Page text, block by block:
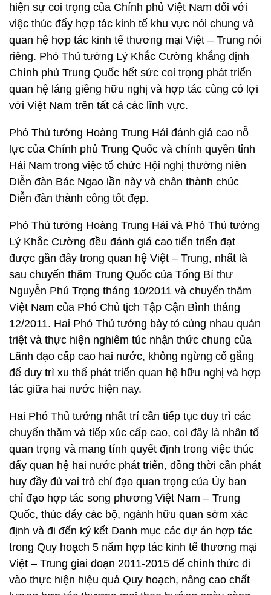
hiện sự coi trọng của Chính phủ Việt Nam đối với
việc thúc đẩy hợp tác kinh tế khu vực nói chung và
quan hệ hợp tác kinh tế thương mại Việt – Trung nói
riêng. Phó Thủ tướng Lý Khắc Cường khẳng định
Chính phủ Trung Quốc hết sức coi trọng phát triển
quan hệ láng giềng hữu nghị và hợp tác cùng có lợi
với Việt Nam trên tất cả các lĩnh vực.
Phó Thủ tướng Hoàng Trung Hải đánh giá cao nỗ
lực của Chính phủ Trung Quốc và chính quyền tỉnh
Hải Nam trong việc tổ chức Hội nghị thường niên
Diễn đàn Bác Ngao lần này và chân thành chúc
Diễn đàn thành công tốt đẹp.
Phó Thủ tướng Hoàng Trung Hải và Phó Thủ tướng
Lý Khắc Cường đều đánh giá cao tiến triển đạt
được gần đây trong quan hệ Việt – Trung, nhất là
sau chuyến thăm Trung Quốc của Tổng Bí thư
Nguyễn Phú Trọng tháng 10/2011 và chuyến thăm
Việt Nam của Phó Chủ tịch Tập Cận Bình tháng
12/2011. Hai Phó Thủ tướng bày tỏ cùng nhau quán
triệt và thực hiện nghiêm túc nhận thức chung của
Lãnh đạo cấp cao hai nước, không ngừng cố gắng
để duy trì xu thế phát triển quan hệ hữu nghị và hợp
tác giữa hai nước hiện nay.
Hai Phó Thủ tướng nhất trí cần tiếp tục duy trì các
chuyến thăm và tiếp xúc cấp cao, coi đây là nhân tố
quan trọng và mang tính quyết định trong việc thúc
đẩy quan hệ hai nước phát triển, đồng thời cần phát
huy đầy đủ vai trò chỉ đạo quan trọng của Ủy ban
chỉ đạo hợp tác song phương Việt Nam – Trung
Quốc, thúc đẩy các bộ, ngành hữu quan sớm xác
định và đi đến ký kết Danh mục các dự án hợp tác
trong Quy hoạch 5 năm hợp tác kinh tế thương mại
Việt – Trung giai đoạn 2011-2015 để chính thức đi
vào thực hiện hiệu quả Quy hoạch, nâng cao chất